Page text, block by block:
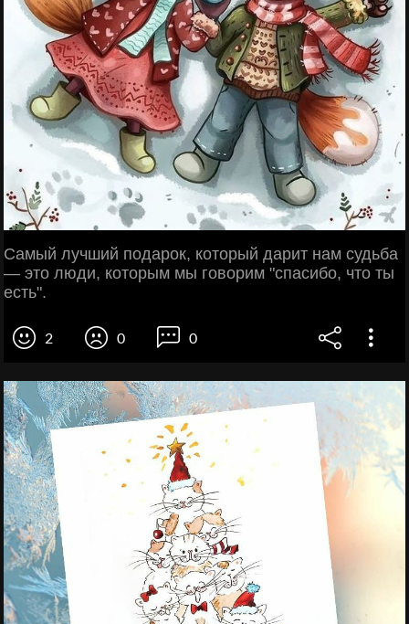
Самый лучший подарок, который дарит нам судьба
— это люди, которым мы говорим "спасибо, что ты
есть".
2 0 0